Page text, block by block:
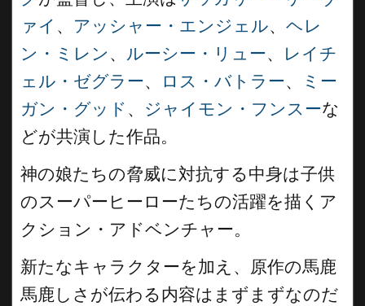
ァイ 、 アッシャー・エンジェル、 ヘレ
ン・ミレン 、 ルーシー・リュー、
レイチ
ェル・ゼグラー、 ロス・バトラー、
ミー
ガン・グッド 、 ジャイモン・フンスーな
どが共演した作品。
神の娘たちの脅威に対抗する中身は子供
のスーパーヒーローたちの活躍を描くア
クション・アドベンチャー。
新たなキャラクターを加え、原作の馬鹿
馬鹿しさが伝わる内容はまずまずなのだ